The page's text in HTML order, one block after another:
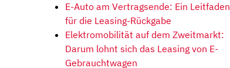
E-Auto am Vertragsende: Ein Leitfaden
für die Leasing-Rückgabe
Elektromobilität auf dem Zweitmarkt:
Darum lohnt sich das Leasing von E-
Gebrauchtwagen